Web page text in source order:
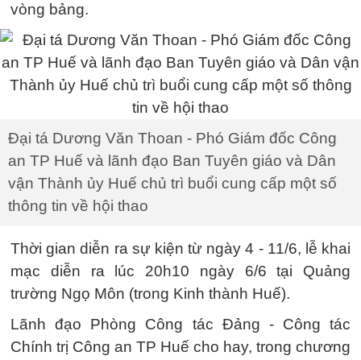
vòng bảng.
Đại tá Dương Văn Thoan - Phó Giám đốc Công
an TP Huế và lãnh đạo Ban Tuyên giáo và Dân
vận Thành ủy Huế chủ trì buổi cung cấp một số
thông tin về hội thao
Thời gian diễn ra sự kiện từ ngày 4 - 11/6, lễ khai
mạc diễn ra lúc 20h10 ngày 6/6 tại Quảng
trường Ngọ Môn (trong Kinh thành Huế).
Lãnh đạo Phòng Công tác Đảng - Công tác
Chính trị Công an TP Huế cho hay, trong chương